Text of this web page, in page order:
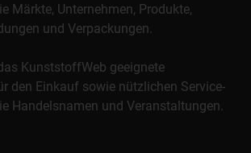
Märkte, Unternehmen, Produkte,
und Verpackungen.
KunststoffWeb geeignete
den Einkauf sowie nützlichen Service-
Handelsnamen und Veranstaltungen.